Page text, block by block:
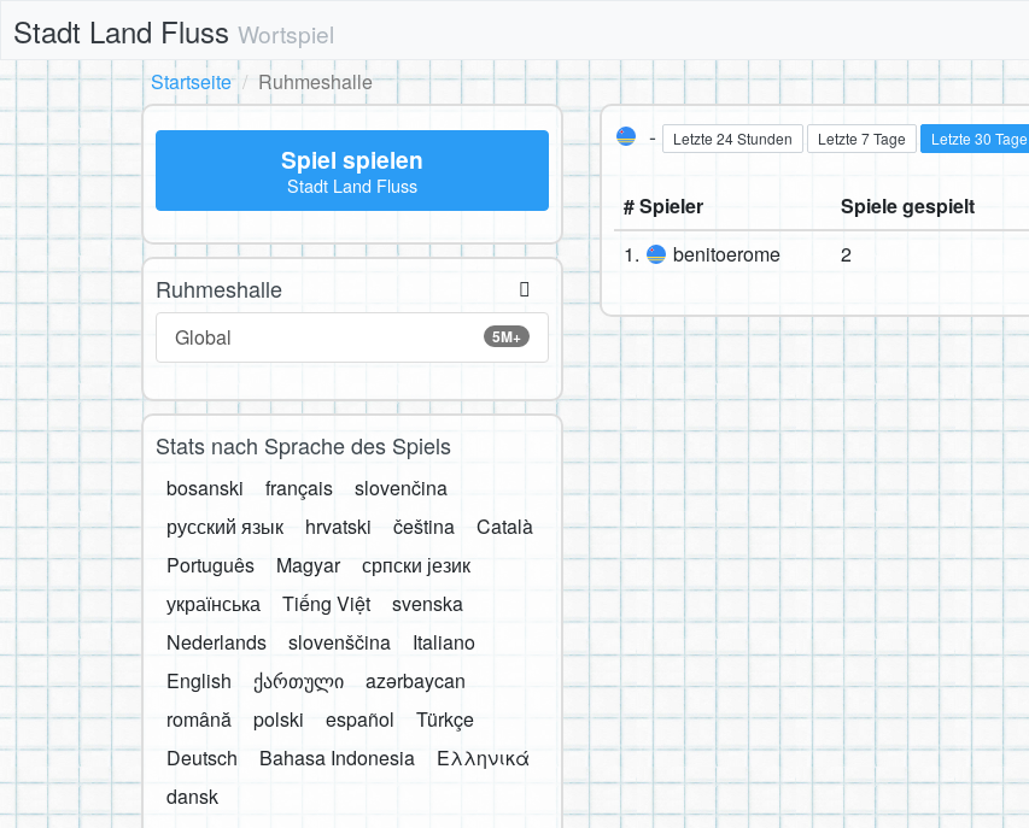
Stadt Land Fluss Wortspiel
Startseite
Ruhmeshalle
- Letzte 24 Stunden Letzte 7 Tage Letzte 30 Tage
# Spieler Spiele gespielt
1.
benitoerome 2
Spiel spielen
Stadt Land Fluss
Ruhmeshalle
5M+
Global
Stats nach Sprache des Spiels
bosanski français
slovenčina
русский язык
hrvatski čeština
Català
Português
Magyar
српски језик
українська
Tiếng Việt
svenska
Nederlands
slovenščina
Italiano
English
ქართული
azərbaycan
română
polski español
Türkçe
Deutsch
Bahasa Indonesia
Ελληνικά
dansk